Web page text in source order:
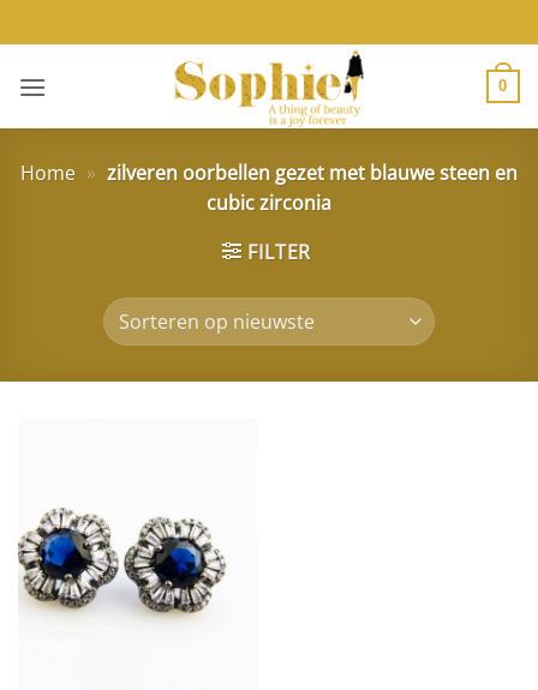
naar
inhoud
0
Home » zilveren oorbellen gezet met blauwe steen en
cubic zirconia
FILTER